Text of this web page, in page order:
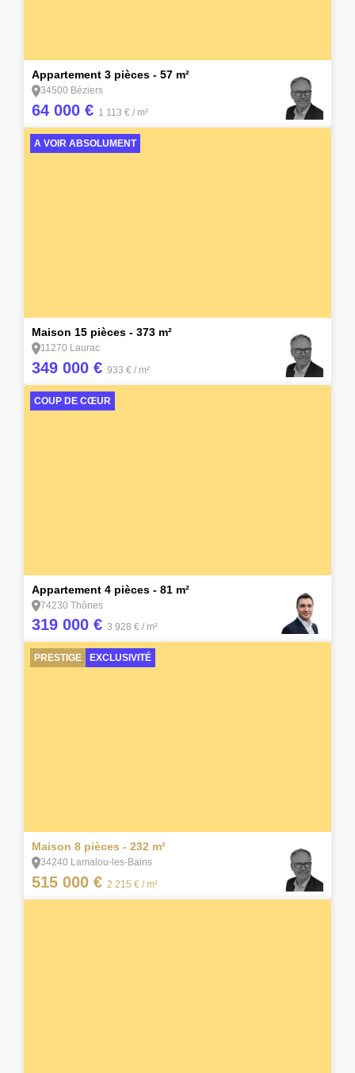
Appartement 3 pièces - 57 m²
34500 Béziers
64 000 € 1 113 € / m²
A VOIR ABSOLUMENT
Maison 15 pièces - 373 m²
11270 Laurac
349 000 € 933 € / m²
COUP DE CŒUR
Appartement 4 pièces - 81 m²
74230 Thônes
319 000 € 3 928 € / m²
PRESTIGE EXCLUSIVITÉ
Maison 8 pièces - 232 m²
34240 Lamalou-les-Bains
515 000 € 2 215 € / m²